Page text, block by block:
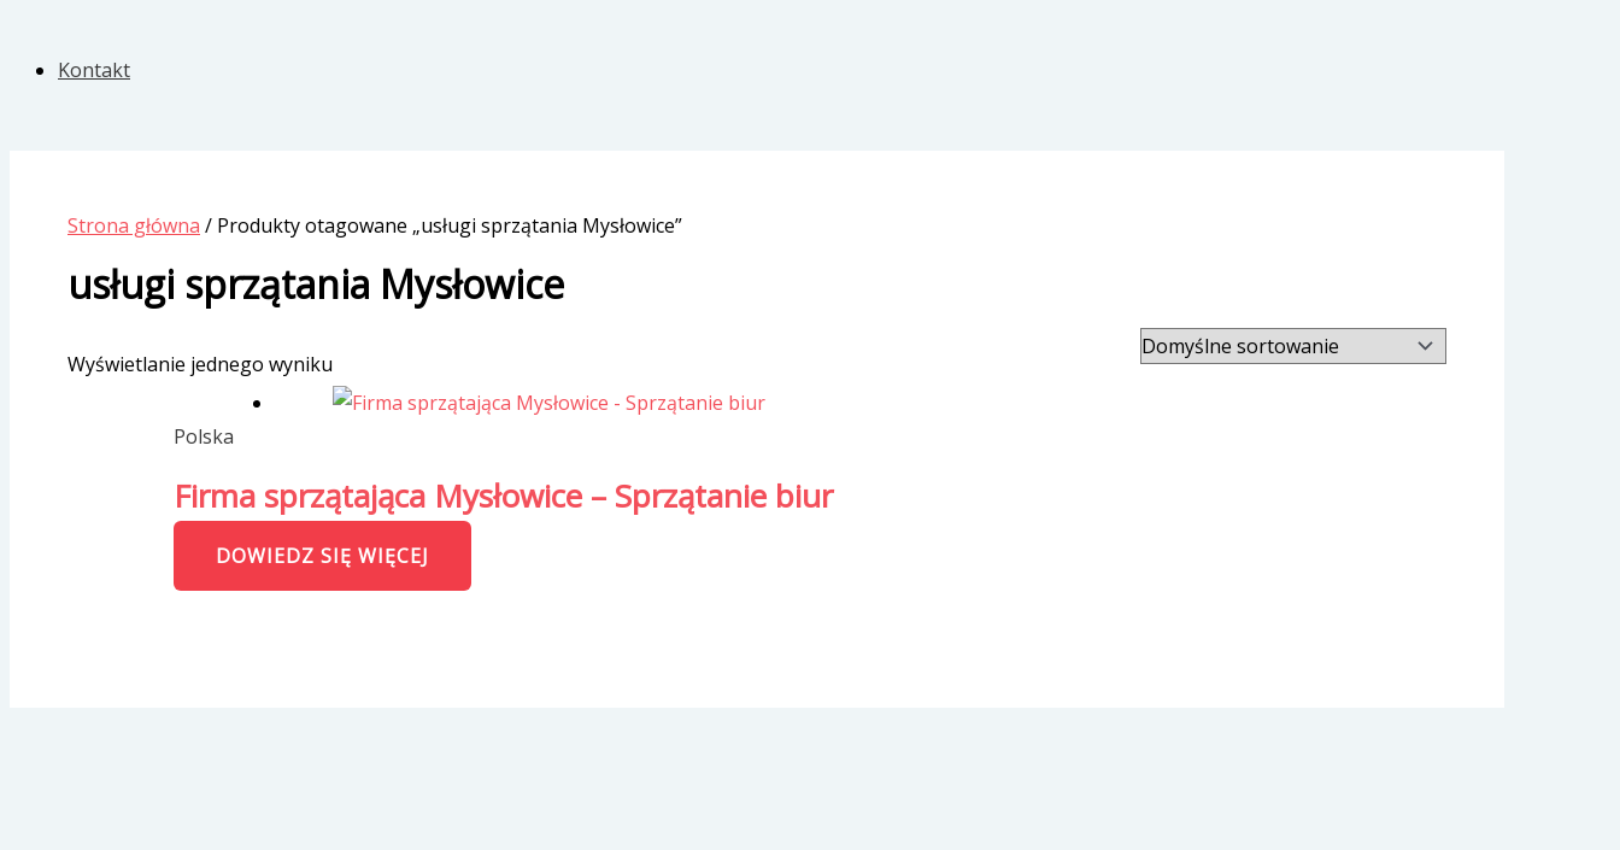
Kontakt
Strona główna / Produkty otagowane „usługi sprzątania Mysłowice”
usługi sprzątania Mysłowice
Wyświetlanie jednego wyniku
Polska
Firma sprzątająca Mysłowice – Sprzątanie biur
DOWIEDZ SIĘ WIĘCEJ